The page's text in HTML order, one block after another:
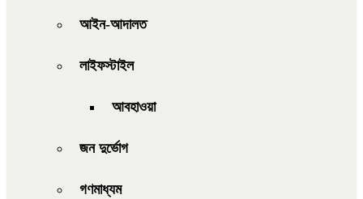
আইন-আদালত
লাইফস্টাইল
আবহাওয়া
জন দুর্ভোগ
গণমাধ্যম